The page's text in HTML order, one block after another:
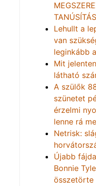
Lehullt a
van
leginkább
Mit
látható
A szülők
szünetet
érzelmi
lenne rá
Netrisk:
Újabb
Bonnie
összetörte